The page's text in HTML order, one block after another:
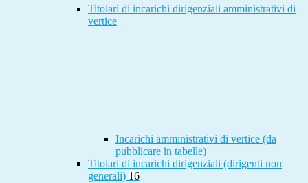
Titolari di incarichi dirigenziali amministrativi di
vertice
Incarichi amministrativi di vertice (da
pubblicare in tabelle)
Titolari di incarichi dirigenziali (dirigenti non
generali) 16